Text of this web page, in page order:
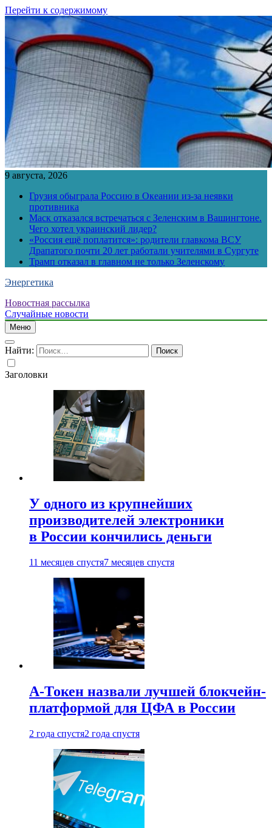
Перейти к содержимому
9 августа, 2026
Грузия обыграла Россию в Океании из-за неявки
противника
Маск отказался встречаться с Зеленским в Вашингтоне.
Чего хотел украинский лидер?
«Россия ещё поплатится»: родители главкома ВСУ
Драпатого почти 20 лет работали учителями в Сургуте
Трамп отказал в главном не только Зеленскому
Энергетика
Новостная рассылка
Случайные новости
Меню
Найти:
Заголовки
У одного из крупнейших
производителей электроники
в России кончились деньги
11 месяцев спустя7 месяцев спустя
А-Токен назвали лучшей блокчейн-
платформой для ЦФА в России
2 года спустя2 года спустя